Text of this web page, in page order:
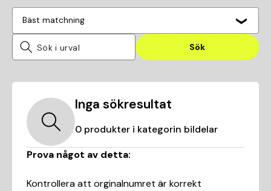
Bäst matchning
Sök
Inga sökresultat
0 produkter i kategorin bildelar
Prova något av detta:
Kontrollera att orginalnumret är korrekt